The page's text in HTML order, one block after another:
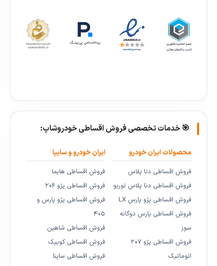
🎯 خدمات تخصصی فروش اقساطی خودروشاپ:
محصولات ایران خودرو
فروش اقساطی دنا پلاس
فروش اقساطی دنا پلاس توربو
فروش اقساطی پژو پارس LX
فروش اقساطی پارس دوگانه
سوز
فروش اقساطی پژو ۲۰۷
اتوماتیک
ایران خودرو و سایپا
فروش اقساطی هایما
فروش اقساطی پژو ۲۰۶
فروش اقساطی پژو پارس و
۴۰۵
فروش اقساطی شاهین
فروش اقساطی کوییک
فروش اقساطی ساینا